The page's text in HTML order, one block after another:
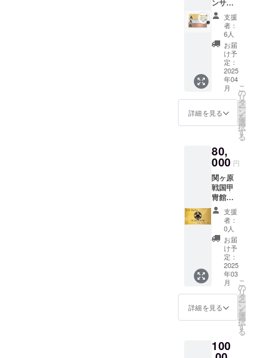
人1名の
み2025
年４月
から1年
間有
効）
ンサー♪
ゴール
ドスポ
ンサー
様とし
て、ご
支援者
様のお
名前
（ニッ
クネー
ム）を
印字し
製ゴー
ルドプ
レート
（180x
50㎜）
を陣
屋”関ヶ
原”宇喜
多の陣
の玄関
内に掲
示致し
ます。
掲載期
間：
2026年
4月1日
く限り
掲載 掲
支援
者：
6人
お届
け予
定：
2025
年04
月
詳細を見る
こ
の
リ
タ
ー
ン
を
選
択
す
る
80,
000 円
関ヶ原
戦国甲
冑館グ
ループ
（甲冑
館、兵
糧、陣
屋、イ
ベント
参加費
等）す
べての
お代が
30％オ
フにな
ルド
カード
支援
者：
0人
お届
け予
定：
2025
年03
月
詳細を見る
こ
の
リ
タ
ー
ン
を
選
択
す
る
100